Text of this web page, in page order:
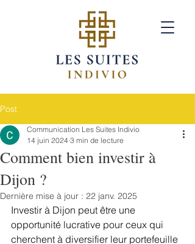
Post
Comment bien investir à
Dijon ?
Communication Les Suites Indivio
14 juin 2024 3 min de lecture
Dernière mise à jour : 22 janv. 2025
Investir à Dijon peut être une
opportunité lucrative pour ceux qui
cherchent à diversifier leur portefeuille